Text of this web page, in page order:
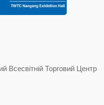
Всесвітній Торговий Центр